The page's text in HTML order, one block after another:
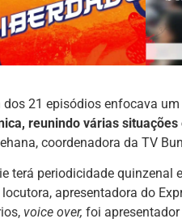
21 episódios enfocava
reunindo várias
coordenadora da TV
terá periodicidade quinzenal
apresentadora do
voice over,foi